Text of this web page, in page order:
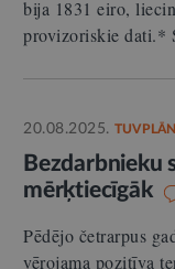
bija 1831 eiro,
provizoriskie dati.*
20.08.2025.
Bezdarbnieku
mērķtiecīgāk
Pēdējo četrarpus
vērojama pozitīva